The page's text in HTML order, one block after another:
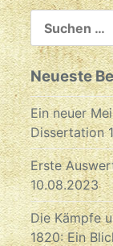
SUCHEN
NACH:
Neueste
Ein neuer
Dissertation
Erste
10.08.2023
Die Kämpfe
1820: Ein